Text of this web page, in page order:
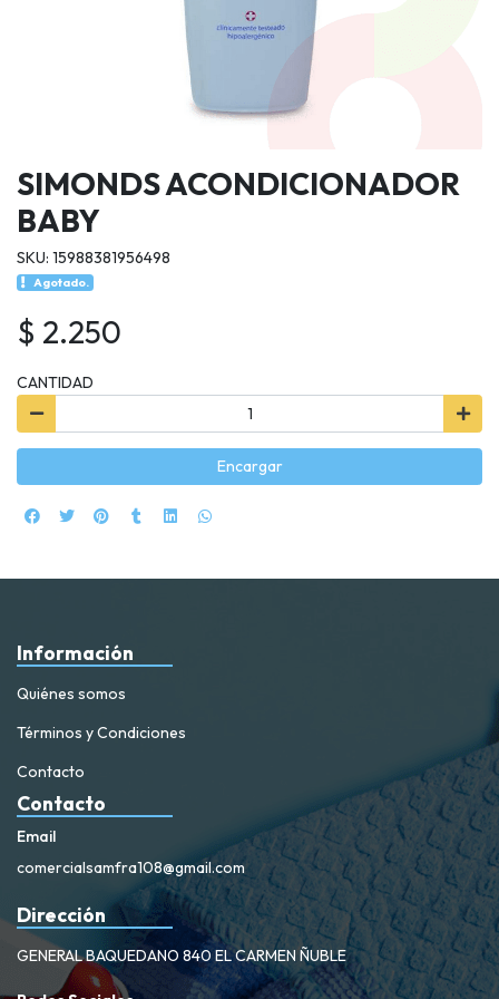
SIMONDS ACONDICIONADOR
BABY
SKU: 15988381956498
Agotado.
$ 2.250
CANTIDAD
Encargar
Información
Quiénes somos
Términos y Condiciones
Contacto
Contacto
Email
comercialsamfra108@gmail.com
Dirección
GENERAL BAQUEDANO 840 EL CARMEN ÑUBLE